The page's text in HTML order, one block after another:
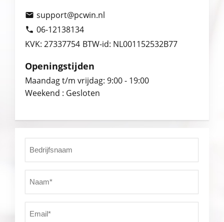
 support@pcwin.nl
 06-12138134
KVK: 27337754 BTW-id: NL001152532B77
Openingstijden
Maandag t/m vrijdag: 9:00 - 19:00
Weekend : Gesloten